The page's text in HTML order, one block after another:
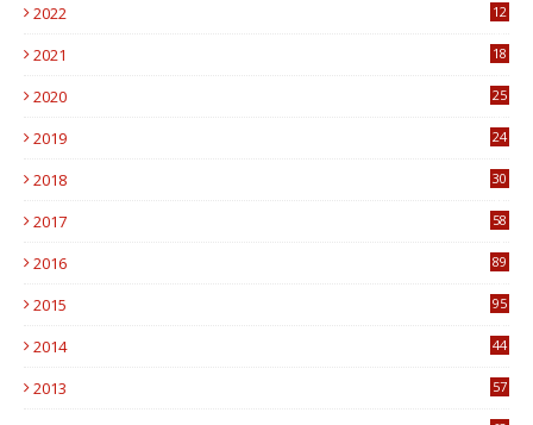
2022
12
2021
18
2020
25
2019
24
2018
30
2017
58
2016
89
2015
95
2014
44
2013
57